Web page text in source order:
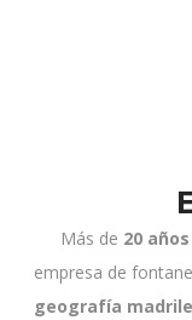
Más de 20
empresa de
geografía